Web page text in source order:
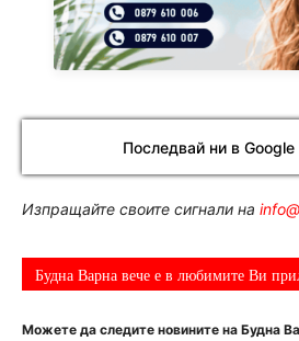
Последвай ни в Google
Изпращайте своите сигнали на
Будна Варна вече е в любимите Ви
Можете да следите новините на Будна